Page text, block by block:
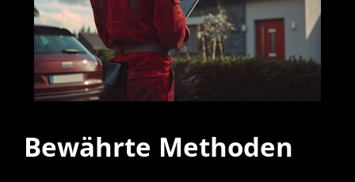
Bewährte Methoden